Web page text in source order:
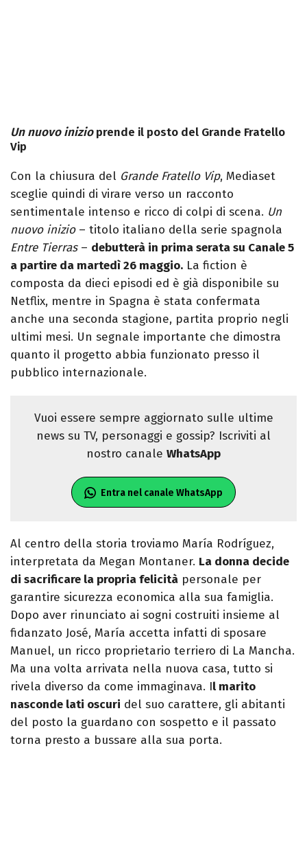
Un nuovo inizioprende il posto del Grande Fratello
Vip
Con la chiusura del Grande Fratello Vip, Mediaset
sceglie quindi di virare verso un racconto
sentimentale intenso e ricco di colpi di scena. Un
nuovo inizio– titolo italiano della serie spagnola
Entre Tierras– debutterà in prima serata su Canale 5
a partire da martedì 26 maggio. La fiction è
composta da dieci episodi ed è già disponibile su
Netflix, mentre in Spagna è stata confermata
anche una seconda stagione, partita proprio negli
ultimi mesi. Un segnale importante che dimostra
quanto il progetto abbia funzionato presso il
pubblico internazionale.
Vuoi essere sempre aggiornato sulle ultime
news su TV, personaggi e gossip? Iscriviti al
nostro canale WhatsApp
Entra nel canale WhatsApp
Al centro della storia troviamo María Rodríguez,
interpretata da Megan Montaner. La donna decide
di sacrificare la propria felicità personale per
garantire sicurezza economica alla sua famiglia.
Dopo aver rinunciato ai sogni costruiti insieme al
fidanzato José, María accetta infatti di sposare
Manuel, un ricco proprietario terriero di La Mancha.
Ma una volta arrivata nella nuova casa, tutto si
rivela diverso da come immaginava. Il marito
nasconde lati oscuri del suo carattere, gli abitanti
del posto la guardano con sospetto e il passato
torna presto a bussare alla sua porta.